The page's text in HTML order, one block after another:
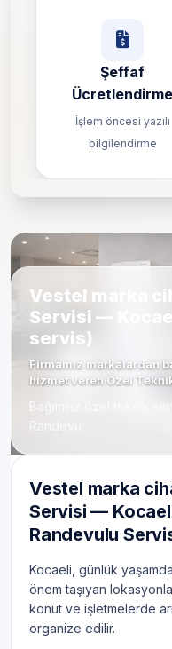
Şeffaf
Ücretlendirme
İşlem öncesi yazılı
bilgilendirme
Vestel marka
Servisi —
servis)
Firmamız markalardan
hizmet veren Özel
Bağımsız özel teknik
Vestel marka
Servisi —
Randevulu
Kocaeli, günlük
önem taşıyan
konut ve işletmelerde
organize edilir.